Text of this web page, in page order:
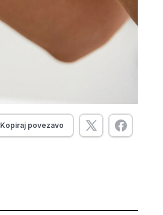
Kopiraj povezavo